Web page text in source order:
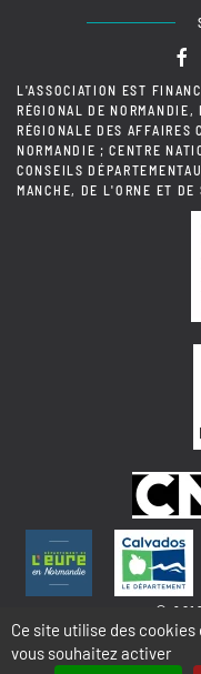
L'ASSOCIATION EST
RÉGIONAL DE
RÉGIONALE DES AFFAIRES
NORMANDIE ; CENTRE
CONSEILS
MANCHE, DE L'ORNE ET DE
© 2018
Ce site utilise des cookies
vous souhaitez activer